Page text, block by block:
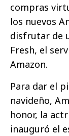
compras
los nuevos
disfrutar de
Fresh, el
Amazon.
Para dar el
navideño,
honor, la
inauguró el